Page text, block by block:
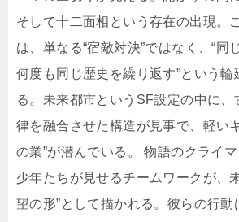
そして十二面相という存在の出現。
は、単なる“宿敵対決”ではなく、“同
何度も同じ歴史を繰り返す”という輪
る。未来都市というSF設定の中に、
律を融合させた構造が見事で、軽い
の業”が潜んでいる。 物語のクライ
少年たちが見せるチームワークが、
望の形”として描かれる。彼らの行動